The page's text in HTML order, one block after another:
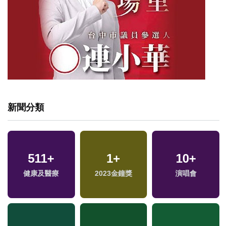
新聞分類
511+
健康及醫療
1+
2023金鐘獎
10+
演唱會
62+
兩岸
367
旅遊
65+
美食